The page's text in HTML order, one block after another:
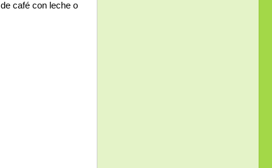
de café con leche o